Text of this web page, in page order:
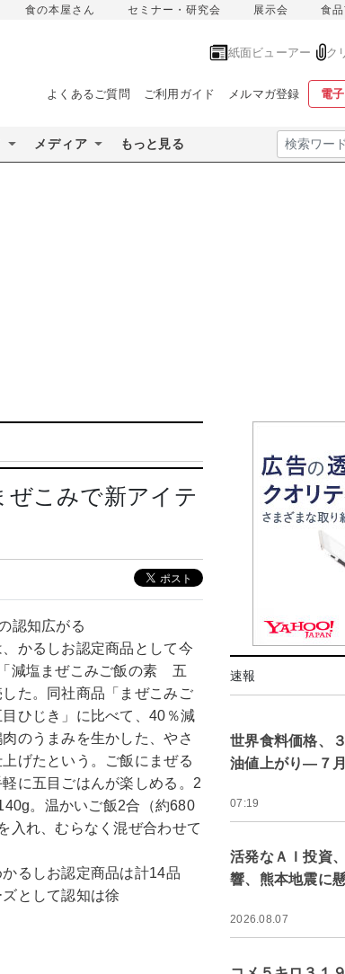
食の本屋さん セミナー・研究会 展示会 食
紙面ビューアー ク
よくあるご質問 ご利用ガイド メルマガ登録 電
メディア もっと見る
こみで新アイテ
認知広がる
かるしお認定商品として今
減塩まぜこみご飯の素 五
した。同社商品「まぜこみご
ひじき」に比べて、40％減
のうまみを生かした、やさ
上げたという。ご飯にまぜる
に五目ごはんが楽しめる。2
。温かいご飯2合（約680
入れ、むらなく混ぜ合わせて
かるしお認定商品は計14品
として認知は徐
速報
世界食料価格、
油値上がり―７
07:19
活発なＡＩ投資
響、熊本地震に
2026.08.07